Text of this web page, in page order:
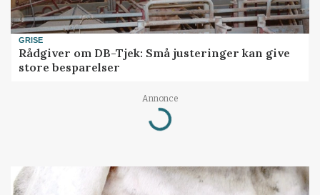
GRISE
Rådgiver om DB-Tjek: Små justeringer kan give
store besparelser
Annonce
Loading...